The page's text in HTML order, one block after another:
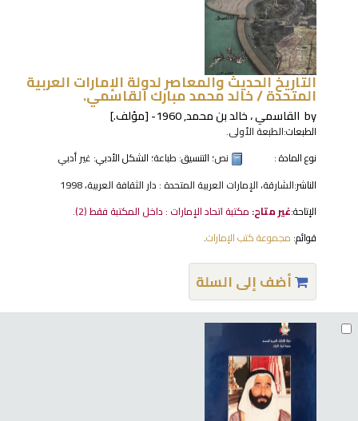
التاريخ الحديث والمعاصر لدولة الإمارات العربية
المتحدة /خالد محمد مبارك القاسمي.
by القاسمي ، خالد بن محمد, 1960- [مؤلف.]
الطبعات:الطبعة الأولى.
نوع المادة :
نص؛ التنسيق: طباعة؛ الشكل الأدبي: غير أدبي
الناشر:الشارقة، الإمارات العربية المتحدة : دار الثقافة العربية، 1998
الإتاحة:غير متاح: مكتبة اتحاد الإمارات : داخل المكتبة فقط(2).
قوائم: مجموعة كتب الإمارات.
أضف إلى السلة